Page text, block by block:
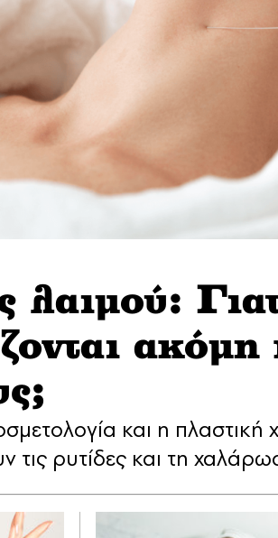
λαιμού:
ακόμη
και η
τις ρυτίδες και τη